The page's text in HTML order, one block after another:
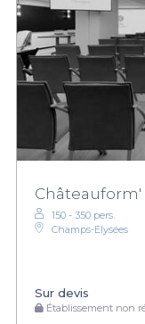
Châteauform'
150 - 350 pers.
Champs-Elysées
Sur devis
Établissement non